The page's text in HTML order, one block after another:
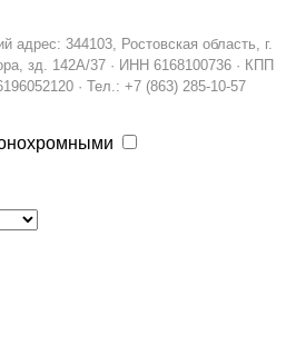
344103, Ростовская область, г.
зд. 142А/37 · ИНН 6168100736 · КПП
· Тел.: +7 (863) 285-10-57